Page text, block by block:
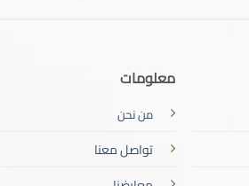
معلومات
من نحن
تواصل معنا